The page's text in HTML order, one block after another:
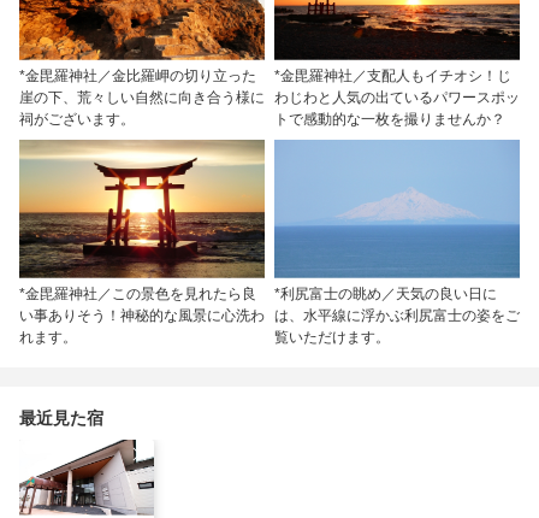
*金毘羅神社／金比羅岬の切り立った
崖の下、荒々しい自然に向き合う様に
祠がございます。
*金毘羅神社／支配人もイチオシ！じ
わじわと人気の出ているパワースポッ
トで感動的な一枚を撮りませんか？
*金毘羅神社／この景色を見れたら良
い事ありそう！神秘的な風景に心洗わ
れます。
*利尻富士の眺め／天気の良い日に
は、水平線に浮かぶ利尻富士の姿をご
覧いただけます。
最近見た宿